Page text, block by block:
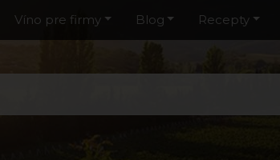
Víno pre firmy Blog Recepty